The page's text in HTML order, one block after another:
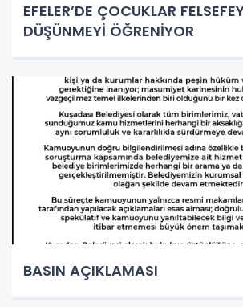
EFELER’DE ÇOCUKLAR
DÜŞÜNMEYİ ÖĞRENİYOR
BASIN AÇIKLAMASI